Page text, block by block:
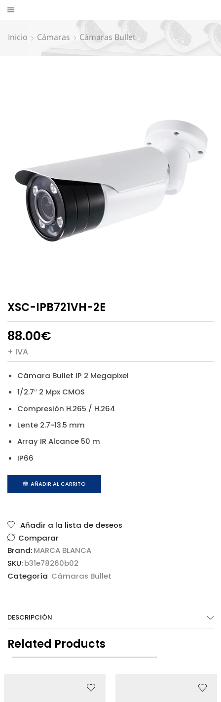
Inicio Cámaras Cámaras Bullet
XSC-IPB721VH-2E
88.00€
+ IVA
Cámara Bullet IP 2 Megapixel
1/2.7″ 2 Mpx CMOS
Compresión H.265 / H.264
Lente 2.7~13.5 mm
Array IR Alcance 50 m
IP66
AÑADIR AL CARRITO
Añadir a la lista de deseos
Comparar
Brand:MARCA BLANCA
SKU:b31e78260b02
Categoría Cámaras Bullet
DESCRIPCIÓN
Related Products